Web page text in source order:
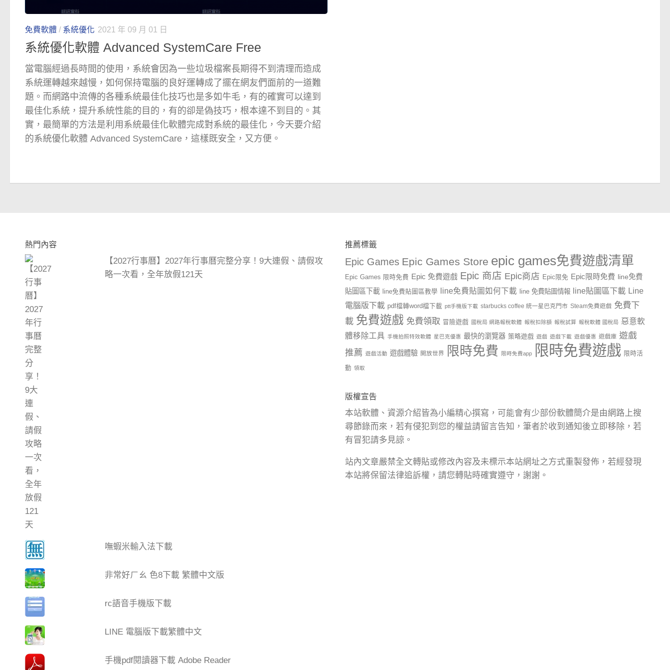
免費軟體 / 系統優化 2021 年 09 月 01 日
系統優化軟體 Advanced SystemCare Free
當電腦經過長時間的使用，系統會因為一些垃圾檔案長期得不到清理而造成
系統運轉越來越慢，如何保持電腦的良好運轉成了擺在網友們面前的一道難
題。而網路中流傳的各種系統最佳化技巧也是多如牛毛，有的確實可以達到
最佳化系統，提升系統性能的目的，有的卻是偽技巧，根本達不到目的。其
實，最簡單的方法是利用系統最佳化軟體完成對系統的最佳化，今天要介紹
的系統優化軟體 Advanced SystemCare，這樣既安全，又方便。
熱門內容
【2027行事曆】2027年行事曆完整分享！9大連假、請假攻
略一次看，全年放假121天
嘸蝦米輸入法下載
非常好ㄏㄠ 色8下載 繁體中文版
rc語音手機版下載
LINE 電腦版下載繁體中文
手機pdf閱讀器下載 Adobe Reader
推薦標籤
Epic Games Epic Games Store epic games免費遊戲清單
Epic Games 限時免費 Epic 免費遊戲 Epic 商店 Epic商店 Epic限免 Epic限時免費 line免費
貼圖區下載
line免費貼圖區教學 line免費貼圖如何下載 line 免費貼圖情報 line貼圖區下載 Line
電腦版下載 pdf檔轉word檔下載 ptt手機版下載 starbucks coffee 統一星巴克門市 Steam免費遊戲 免費下
載 免費遊戲 免費領取 冒險遊戲 國稅局 網路報稅軟體 報稅扣除額 報稅試算 報稅軟體 國稅局 惡意軟
體移除工具 手機拍照特效軟體 星巴克優惠 最快的瀏覽器 策略遊戲 遊戲 遊戲下載 遊戲優惠 遊戲庫 遊戲
推薦 遊戲活動 遊戲體驗 開放世界 限時免費 限時免費app 限時免費遊戲 限時活
動 領取
版權宣告
本站軟體、資源介紹皆為小編精心撰寫，可能會有少部份軟體簡介是由網路上搜
尋節錄而來，若有侵犯到您的權益請留言告知，筆者於收到通知後立即移除，若
有冒犯請多見諒。
站內文章嚴禁全文轉貼或修改內容及未標示本站網址之方式重製發佈，若經發現
本站將保留法律追訴權，請您轉貼時確實遵守，謝謝。